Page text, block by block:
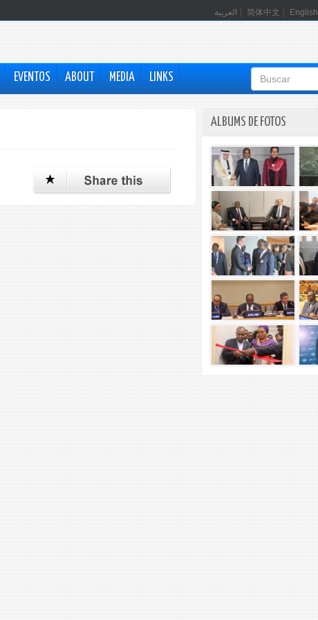
العربية 简体中文 English
EVENTOS ABOUT MEDIA LINKS
Formulario
de
búsqueda
ALBUMS DE FOTOS